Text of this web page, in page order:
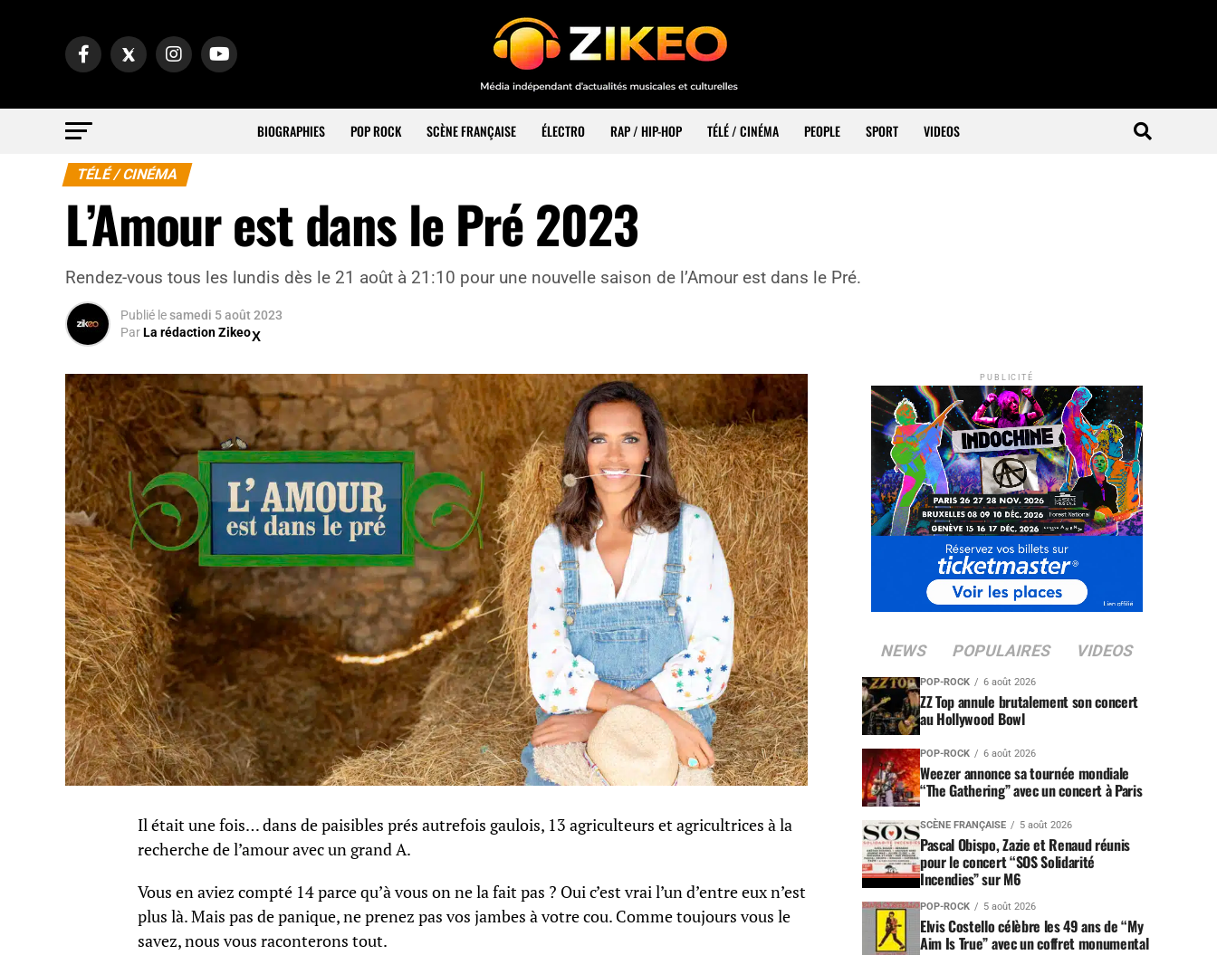
BIOGRAPHIES POP ROCK SCÈNE FRANÇAISE ÉLECTRO RAP / HIP-HOP TÉLÉ / CINÉMA PEOPLE SPORT VIDEOS
TÉLÉ / CINÉMA
L’Amour est dans le Pré 2023
Rendez-vous tous les lundis dès le 21 août à 21:10 pour une nouvelle saison de l’Amour est dans le Pré.
Publié lesamedi 5 août 2023
ParLa rédaction Zikeo
Il était une fois… dans de paisibles prés autrefois gaulois, 13 agriculteurs et agricultrices à la
recherche de l’amour avec un grand A.
Vous en aviez compté 14 parce qu’à vous on ne la fait pas ? Oui c’est vrai l’un d’entre eux n’est
plus là. Mais pas de panique, ne prenez pas vos jambes à votre cou. Comme toujours vous le
savez, nous vous raconterons tout.
PUBLICITÉ
NEWS POPULAIRES VIDEOS
POP-ROCK 6 août 2026
ZZ Top annule brutalement son concert
au Hollywood Bowl
POP-ROCK 6 août 2026
Weezer annonce sa tournée mondiale
“The Gathering” avec un concert à Paris
SCÈNE FRANÇAISE 5 août 2026
Pascal Obispo, Zazie et Renaud réunis
pour le concert “SOS Solidarité
Incendies” sur M6
POP-ROCK 5 août 2026
Elvis Costello célèbre les 49 ans de “My
Aim Is True” avec un coffret monumental